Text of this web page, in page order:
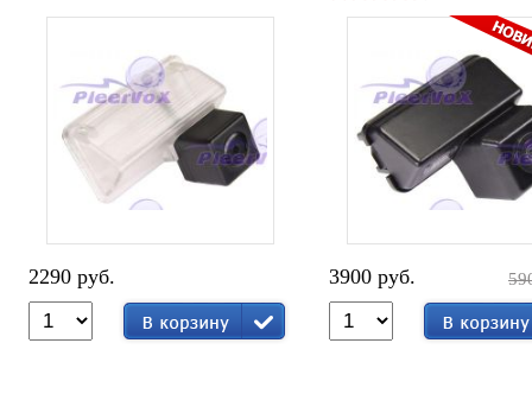
2290 руб. 3900 руб.